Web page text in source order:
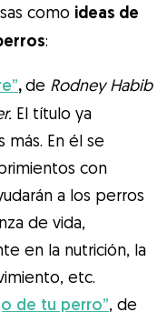
como ideas de
:
,de Rodney Habib
El título ya
más. En él se
con
a los perros
de vida,
en la nutrición, la
etc.
de tu perro”, de